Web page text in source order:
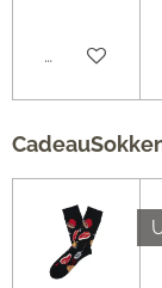
Uitverkocht